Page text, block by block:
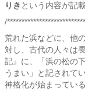
りき という内容が記
/
荒れた浜などに、他
対し、古代の人々は
記』に、「浜の松の
うまい」と記されて
神格化が始まっている